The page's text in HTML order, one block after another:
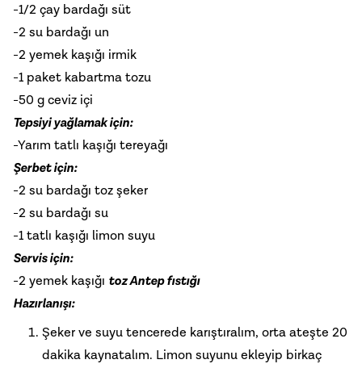
-1/2 çay bardağı süt
-2 su bardağı un
-2 yemek kaşığı irmik
-1 paket kabartma tozu
-50 g ceviz içi
Tepsiyi yağlamak için:
-Yarım tatlı kaşığı tereyağı
Şerbet için:
-2 su bardağı toz şeker
-2 su bardağı su
-1 tatlı kaşığı limon suyu
Servis için:
-2 yemek kaşığı toz Antep fıstığı
Hazırlanışı:
Şeker ve suyu tencerede karıştıralım, orta ateşte 20
dakika kaynatalım. Limon suyunu ekleyip birkaç